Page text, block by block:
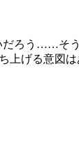
ろう……そ
上げる意図